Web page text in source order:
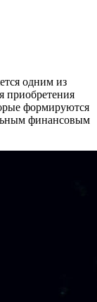
одним из
приобретения
формируются
финансовым